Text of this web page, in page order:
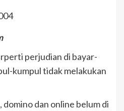
perjudian di bayar-
kumpul tidak melakukan
dan online belum di